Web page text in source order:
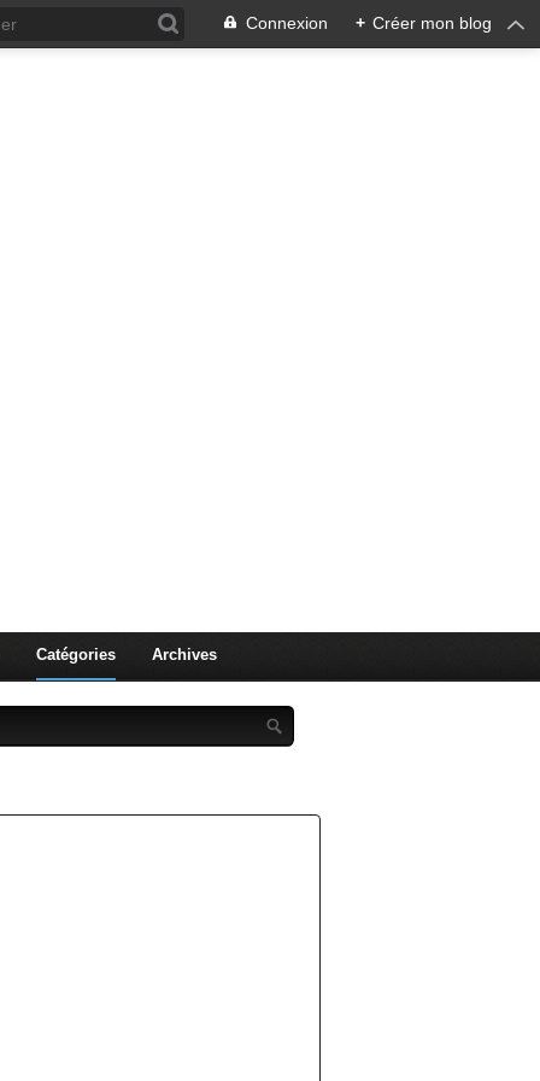
Connexion + Créer mon blog
Catégories Archives